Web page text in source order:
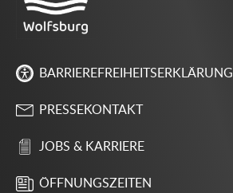
BARRIEREFREIHEITSERKLÄRUNG
PRESSEKONTAKT
JOBS & KARRIERE
ÖFFNUNGSZEITEN